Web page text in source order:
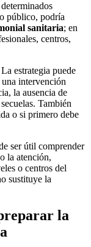
público, podría
sanitaria; en
centros,
estrategia puede
intervención
la ausencia de
También
o si primero debe
ser útil comprender
la atención,
o centros del
sustituye la
la